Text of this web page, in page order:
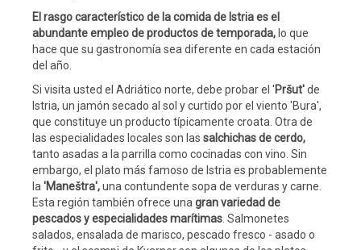
El rasgo característico de la comida de Istria es el
abundante empleo de productos de temporada, lo que
hace que su gastronomía sea diferente en cada estación
del año.
Si visita usted el Adriático norte, debe probar el 'Pršut'de
Istria, un jamón secado al sol y curtido por el viento 'Bura',
que constituye un producto típicamente croata. Otra de
las especialidades locales son las salchichas de cerdo,
tanto asadas a la parrilla como cocinadas con vino. Sin
embargo, el plato más famoso de Istria es probablemente
la 'Maneštra',una contundente sopa de verduras y carne.
Esta región también ofrece una gran variedad de
pescados y especialidades marítimas . Salmonetes
salados, ensalada de marisco, pescado fresco - asado o